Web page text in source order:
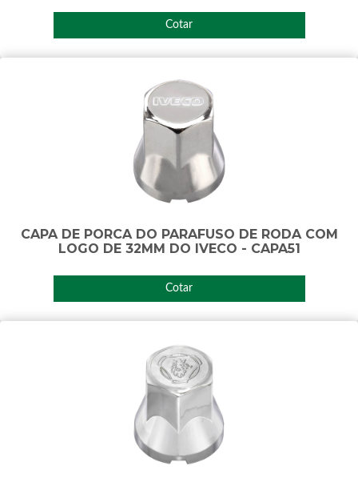
Cotar
CAPA DE PORCA DO PARAFUSO DE RODA COM
LOGO DE 32MM DO IVECO - CAPA51
Cotar